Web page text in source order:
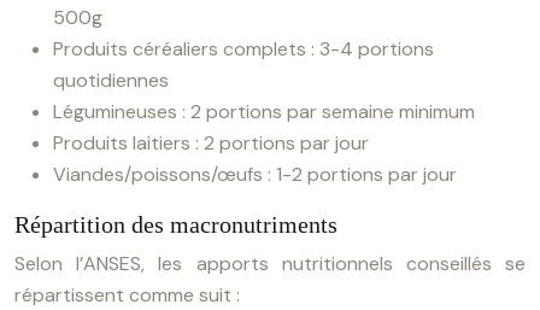
500g
Produits céréaliers complets : 3-4 portions
quotidiennes
Légumineuses : 2 portions par semaine minimum
Produits laitiers : 2 portions par jour
Viandes/poissons/œufs : 1-2 portions par jour
Répartition des macronutriments
Selon l’ANSES, les apports nutritionnels conseillés se
répartissent comme suit :